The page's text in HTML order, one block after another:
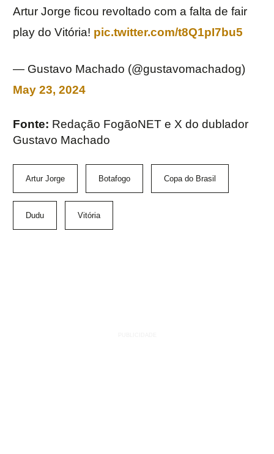
Artur Jorge ficou revoltado com a falta de fair
play do Vitória! pic.twitter.com/t8Q1pI7bu5
— Gustavo Machado (@gustavomachadog)
May 23, 2024
Fonte: Redação FogãoNET e X do dublador
Gustavo Machado
Artur Jorge Botafogo Copa do Brasil
Dudu Vitória